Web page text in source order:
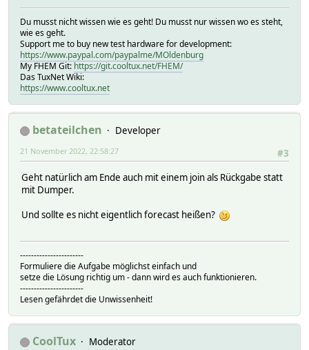
Du musst nicht wissen wie es geht! Du musst nur wissen wo es steht,
wie es geht.
Support me to buy new test hardware for development:
https://www.paypal.com/paypalme/MOldenburg
My FHEM Git: https://git.cooltux.net/FHEM/
Das TuxNet Wiki:
https://www.cooltux.net
betateilchen
Developer
#3
21 November 2022, 22:58:27
Geht natürlich am Ende auch mit einem join als Rückgabe statt
mit Dumper.
Und sollte es nicht eigentlich forecast heißen?
-----------------------
Formuliere die Aufgabe möglichst einfach und
setze die Lösung richtig um - dann wird es auch funktionieren.
-----------------------
Lesen gefährdet die Unwissenheit!
CoolTux
Moderator